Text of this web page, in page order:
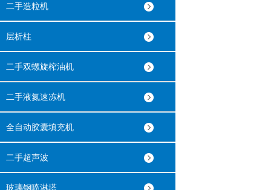
二手造粒机
层析柱
二手双螺旋榨油机
二手液氮速冻机
全自动胶囊填充机
二手超声波
玻璃钢喷淋塔